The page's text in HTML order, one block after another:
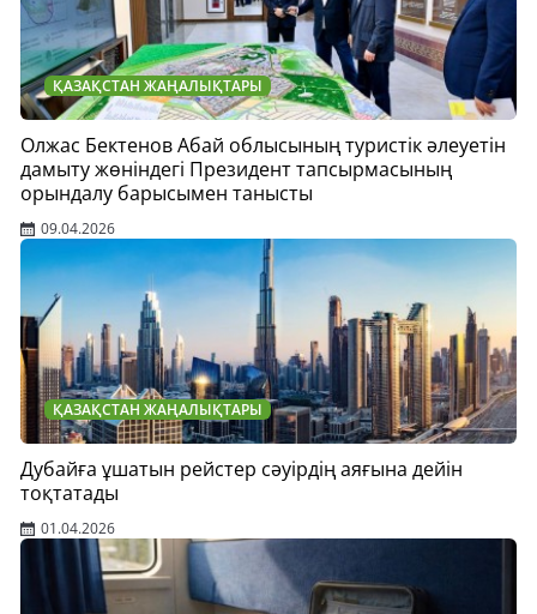
ҚАЗАҚСТАН ЖАҢАЛЫҚТАРЫ
Олжас Бектенов Абай облысының туристік әлеуетін
дамыту жөніндегі Президент тапсырмасының
орындалу барысымен танысты
09.04.2026
ҚАЗАҚСТАН ЖАҢАЛЫҚТАРЫ
Дубайға ұшатын рейстер сәуірдің аяғына дейін
тоқтатады
01.04.2026